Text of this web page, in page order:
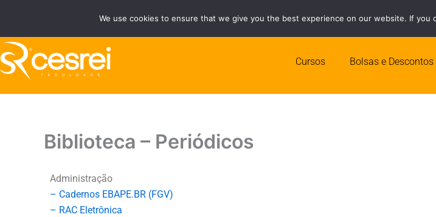
o
conteúdo
Área do Área do Aluno/Professor
Cursos Bolsas e Descontos
Biblioteca – Periódicos
Administração
– Cadernos EBAPE.BR (FGV)
– RAC Eletrônica
We use cookies to ensure that we give you the best experience on our website. If